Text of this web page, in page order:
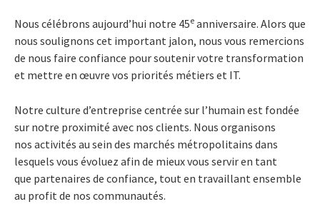
Nous célébrons aujourd’hui notre 45e anniversaire. Alors que
nous soulignons cet important jalon, nous vous remercions
de nous faire confiance poursoutenir votre transformation
et mettre en œuvre vos priorités métiers et IT.
Notre culture d’entreprise centrée sur l’humain est fondée
sur notre proximité avec nos clients. Nous organisons
nos activités au sein des marchés métropolitains dans
lesquels vous évoluez afin de mieux vous servir en tant
que partenaires de confiance, tout en travaillant ensemble
au profit de nos communautés.